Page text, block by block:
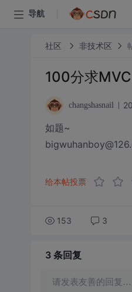
导航
社区 非技术区
100分求
changshasnail
如题~
给本帖投票
153 3
3 条回复
请发表友善的回复…